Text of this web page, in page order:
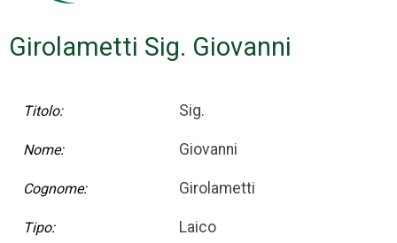
Girolametti Sig. Giovanni
Titolo: Sig.
Nome: Giovanni
Cognome: Girolametti
Tipo: Laico